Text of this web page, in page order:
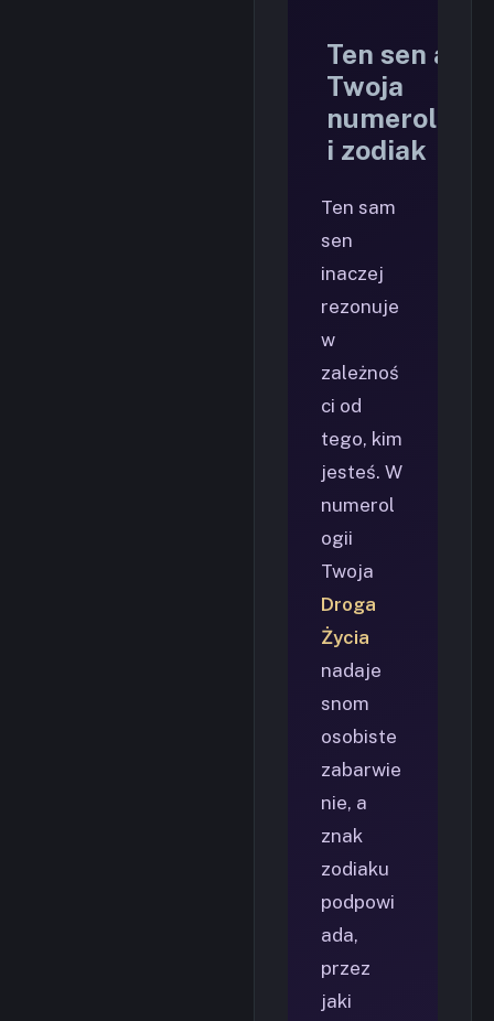
Ten sen a
Twoja
numerologia
i zodiak
Ten sam
sen
inaczej
rezonuje
w
zależnoś
ci od
tego, kim
jesteś. W
numerol
ogii
Twoja
Droga
Życia
nadaje
snom
osobiste
zabarwie
nie, a
znak
zodiaku
podpowi
ada,
przez
jaki